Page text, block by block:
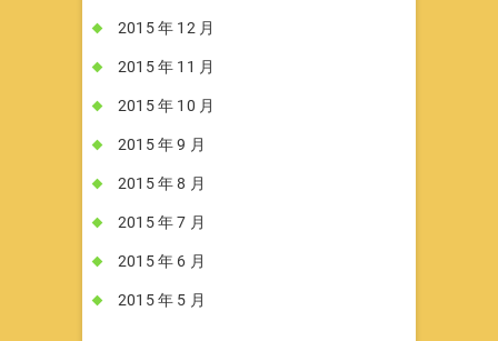
2015 年 12 月
2015 年 11 月
2015 年 10 月
2015 年 9 月
2015 年 8 月
2015 年 7 月
2015 年 6 月
2015 年 5 月